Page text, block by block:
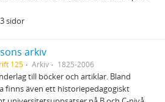
sidor
arkiv
125 Arkiv 1825-2006
till böcker och artiklar. Bland
finns även ett historiepedagogiskt